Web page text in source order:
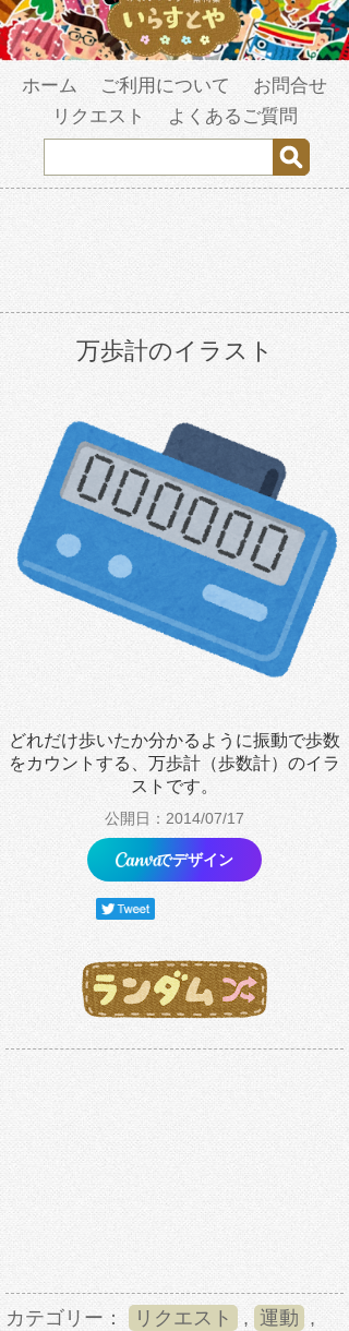
ホーム ご利用について
お問合せ
リクエスト
よくあるご質問
万歩計のイラスト
どれだけ歩いたか分かるように振動で歩数
をカウントする、万歩計（歩数計）のイラ
ストです。
公開日：2014/07/17
でデザイン
カテゴリー： リクエスト , 運動 ,